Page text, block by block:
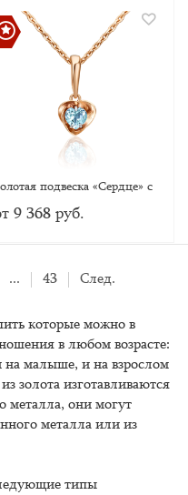
подвеска «Сердце» с
топазом
9 368 руб.
... 43 След.
которые можно в
в любом возрасте:
на малыше, и на взрослом
золота изготавливаются
металла, они могут
металла или из
типы